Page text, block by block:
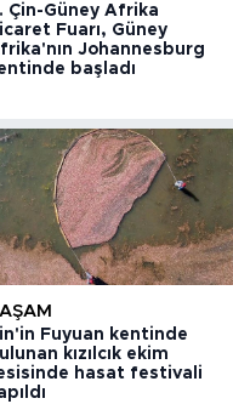
Çin-Güney Afrika
Fuarı, Güney
Johannesburg
başladı
Fuyuan kentinde
kızılcık ekim
hasat festivali